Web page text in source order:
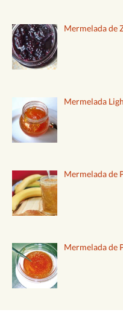
Mermelada de
Mermelada
Mermelada de
Mermelada de